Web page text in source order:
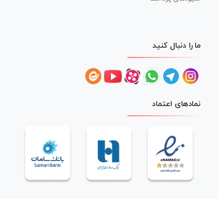
ما را دنبال کنید
نمادهای اعتماد